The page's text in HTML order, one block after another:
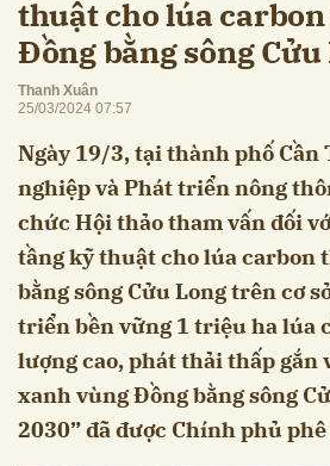
thuật cho lúa
Đồng bằng sông Cửu
Thanh Xuân
25/03/2024 07:57
Ngày 19/3, tại thành phố Cần
nghiệp và Phát triển nông
chức Hội thảo tham vấn đối
tầng kỹ thuật cho lúa carbon
bằng sông Cửu Long trên cơ
triển bền vững 1 triệu ha lúa
lượng cao, phát thải thấp gắn
xanh vùng Đồng bằng sông
2030” đã được Chính phủ